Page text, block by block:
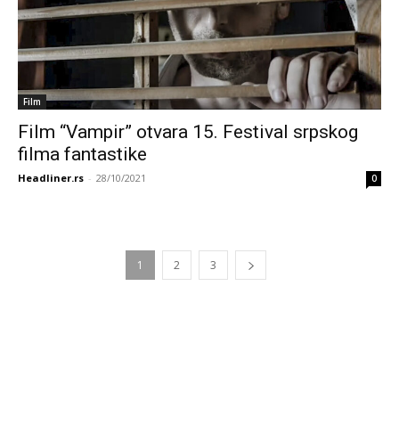
Film
Film “Vampir” otvara 15. Festival srpskog
filma fantastike
Headliner.rs - 28/10/2021 0
1 2 3